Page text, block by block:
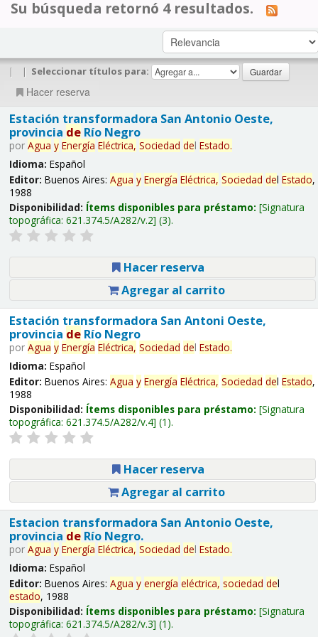
Su búsqueda retornó 4 resultados.
| | Seleccionar títulos para:
Hacer reserva
Estación transformadora San Antonio Oeste,
provincia deRío Negro
por Agua y Energía Eléctrica, Sociedad del Estado.
Idioma: Español
Editor: Buenos Aires: Agua y Energía Eléctrica, Sociedad del Estado,
1988
Disponibilidad: Ítems disponibles para préstamo: Signatura
topográfica: 621.374.5/A282/v.2 (3).
Hacer reserva
Agregar al carrito
Estación transformadora San Antoni Oeste,
provincia deRío Negro
por Agua y Energía Eléctrica, Sociedad del Estado.
Idioma: Español
Editor: Buenos Aires: Agua y Energía Eléctrica, Sociedad del Estado,
1988
Disponibilidad: Ítems disponibles para préstamo: Signatura
topográfica: 621.374.5/A282/v.4 (1).
Hacer reserva
Agregar al carrito
Estacion transformadora San Antonio Oeste,
provincia deRío Negro.
por Agua y Energía Eléctrica, Sociedad del Estado.
Idioma: Español
Editor: Buenos Aires: Agua y energía eléctrica, sociedad del
estado, 1988
Disponibilidad: Ítems disponibles para préstamo: Signatura
topográfica: 621.374.5/A282/v.3 (1).